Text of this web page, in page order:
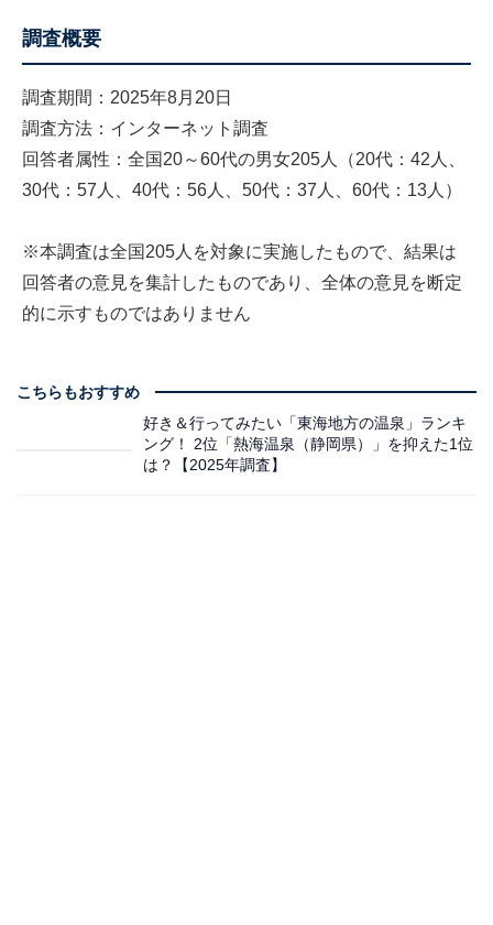
調査概要
調査期間：2025年8月20日
調査方法：インターネット調査
回答者属性：全国20～60代の男女205人（20代：42人、
30代：57人、40代：56人、50代：37人、60代：13人）
※本調査は全国205人を対象に実施したもので、結果は
回答者の意見を集計したものであり、全体の意見を断定
的に示すものではありません
こちらもおすすめ
好き＆行ってみたい「東海地方の温泉」ランキ
ング！ 2位「熱海温泉（静岡県）」を抑えた1位
は？【2025年調査】